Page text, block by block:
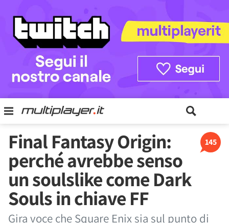
145
Final Fantasy Origin:
perché avrebbe senso
un soulslike come Dark
Souls in chiave FF
Gira voce che Square Enix sia sul punto di